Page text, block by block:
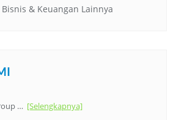
& Keuangan Lainnya
… [Selengkapnya]